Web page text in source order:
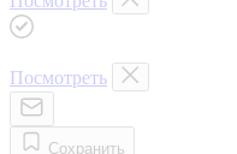
Посмотреть
Сохранить